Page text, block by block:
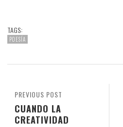
TAGS:
POESÍA
PREVIOUS POST
CUANDO LA
CREATIVIDAD